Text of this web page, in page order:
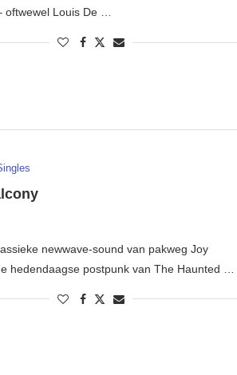
oftwewel Louis De …
newwave-sound van pakweg Joy
hedendaagse postpunk van The Haunted …